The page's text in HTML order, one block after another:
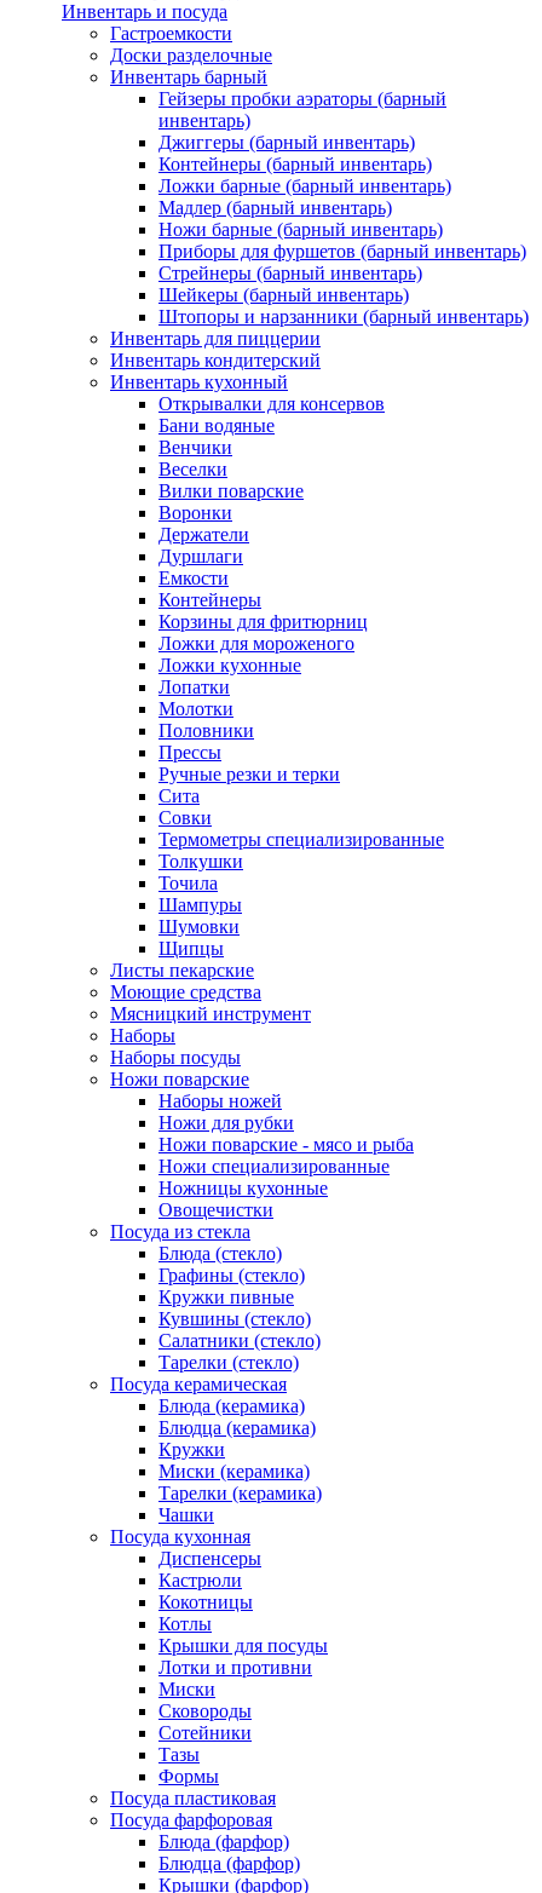
Инвентарь и посуда
Гастроемкости
Доски разделочные
Инвентарь барный
Гейзеры пробки аэраторы (барный
инвентарь)
Джиггеры (барный инвентарь)
Контейнеры (барный инвентарь)
Ложки барные (барный инвентарь)
Мадлер (барный инвентарь)
Ножи барные (барный инвентарь)
Приборы для фуршетов (барный инвентарь)
Стрейнеры (барный инвентарь)
Шейкеры (барный инвентарь)
Штопоры и нарзанники (барный инвентарь)
Инвентарь для пиццерии
Инвентарь кондитерский
Инвентарь кухонный
Открывалки для консервов
Бани водяные
Венчики
Веселки
Вилки поварские
Воронки
Держатели
Дуршлаги
Емкости
Контейнеры
Корзины для фритюрниц
Ложки для мороженого
Ложки кухонные
Лопатки
Молотки
Половники
Прессы
Ручные резки и терки
Сита
Совки
Термометры специализированные
Толкушки
Точила
Шампуры
Шумовки
Щипцы
Листы пекарские
Моющие средства
Мясницкий инструмент
Наборы
Наборы посуды
Ножи поварские
Наборы ножей
Ножи для рубки
Ножи поварские - мясо и рыба
Ножи специализированные
Ножницы кухонные
Овощечистки
Посуда из стекла
Блюда (стекло)
Графины (стекло)
Кружки пивные
Кувшины (стекло)
Салатники (стекло)
Тарелки (стекло)
Посуда керамическая
Блюда (керамика)
Блюдца (керамика)
Кружки
Миски (керамика)
Тарелки (керамика)
Чашки
Посуда кухонная
Диспенсеры
Кастрюли
Кокотницы
Котлы
Крышки для посуды
Лотки и противни
Миски
Сковороды
Сотейники
Тазы
Формы
Посуда пластиковая
Посуда фарфоровая
Блюда (фарфор)
Блюдца (фарфор)
Крышки (фарфор)